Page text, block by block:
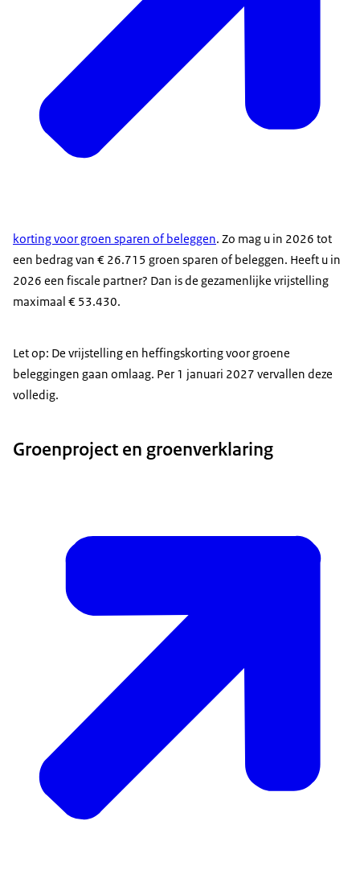
korting voor groen sparen of beleggen. Zo mag u in 2026 tot
een bedrag van € 26.715 groen sparen of beleggen. Heeft u in
2026 een fiscale partner? Dan is de gezamenlijke vrijstelling
maximaal € 53.430.
Let op: De vrijstelling en heffingskorting voor groene
beleggingen gaan omlaag. Per 1 januari 2027 vervallen deze
volledig.
Groenproject en groenverklaring